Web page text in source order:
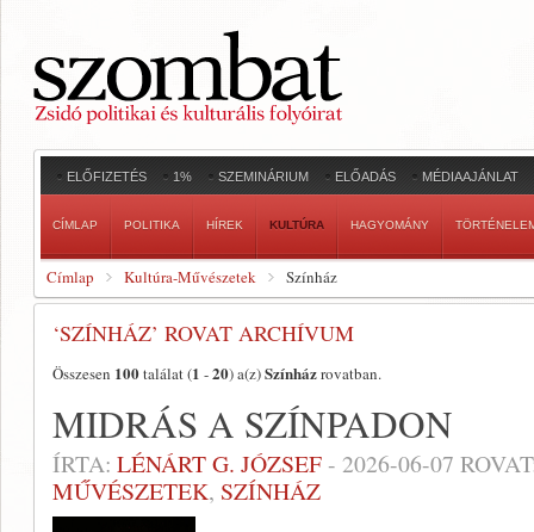
ELŐFIZETÉS 1% SZEMINÁRIUM ELŐADÁS MÉDIAAJÁNLAT
CÍMLAP POLITIKA HÍREK KULTÚRA HAGYOMÁNY
Címlap Kultúra-Művészetek Színház
‘SZÍNHÁZ’ ROVAT ARCHÍVUM
Összesen 100találat (1 -20) a(z)Színházrovatban.
MIDRÁS A SZÍNPADON
ÍRTA: LÉNÁRT G. JÓZSEF- 2026-06-07
MŰVÉSZETEK, SZÍNHÁZ